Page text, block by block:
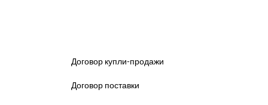
Договор купли-продажи
Договор поставки